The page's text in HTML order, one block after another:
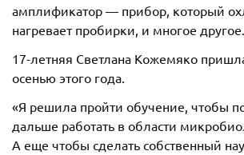
амплификатор — прибор, который
нагревает пробирки, и многое другое.
17-летняя Светлана Кожемяко
осенью этого года.
«Я решила пройти обучение, чтобы
дальше работать в области
А еще чтобы сделать собственный